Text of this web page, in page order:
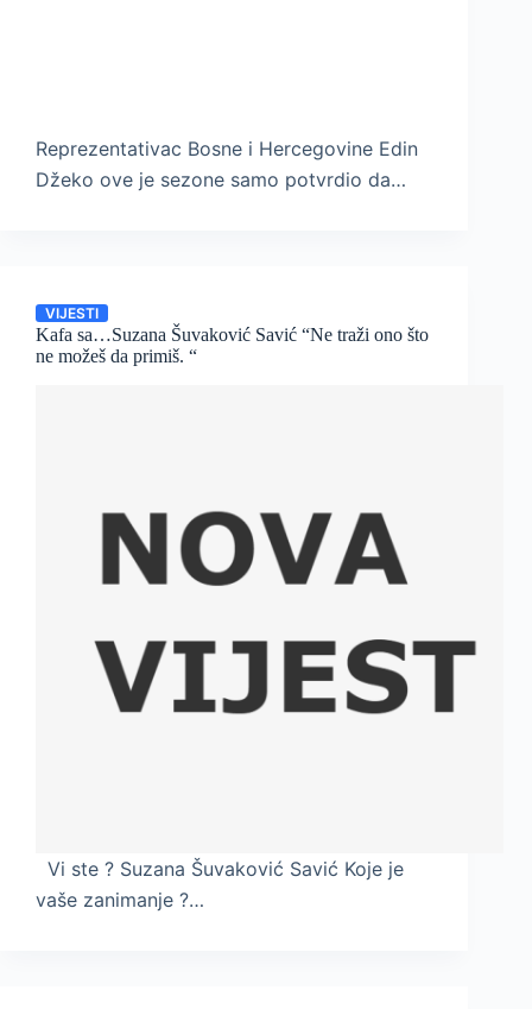
Reprezentativac Bosne i Hercegovine Edin
Džeko ove je sezone samo potvrdio da…
VIJESTI
Kafa sa…Suzana Šuvaković Savić “Ne traži ono što
ne možeš da primiš. “
Vi ste ? Suzana Šuvaković Savić Koje je
vaše zanimanje ?…